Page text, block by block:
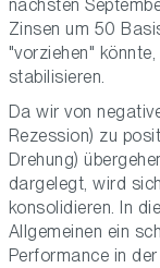
nächsten
Zinsen um 50
"vorziehen"
stabilisieren.
Da wir von
Rezession) zu
Drehung)
dargelegt, wird
konsolidieren. In
Allgemeinen ein
Performance in